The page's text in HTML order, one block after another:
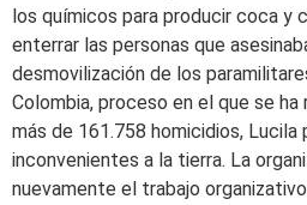
los químicos para producir coca y
enterrar las personas que
desmovilización de los
Colombia, proceso en el que se
más de 161.758 homicidios, Lucila
inconvenientes a la tierra. La
nuevamente el trabajo